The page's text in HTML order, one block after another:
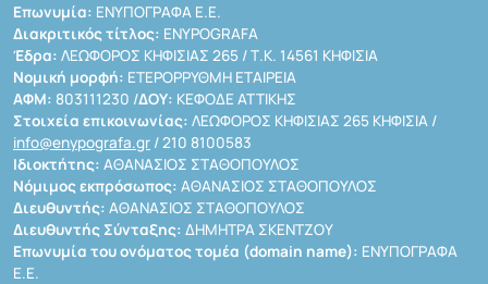
Επωνυμία: ΕΝΥΠΟΓΡΑΦΑ Ε.Ε.
Διακριτικός τίτλος: ENYPOGRAFA
Έδρα: ΛΕΩΦΟΡΟΣ ΚΗΦΙΣΙΑΣ 265 / Τ.Κ. 14561 ΚΗΦΙΣΙΑ
Νομική μορφή: ΕΤΕΡΟΡΡΥΘΜΗ ΕΤΑΙΡΕΙΑ
ΑΦΜ: 803111230 /ΔΟΥ: ΚΕΦΟΔΕ ΑΤΤΙΚΗΣ
Στοιχεία επικοινωνίας: ΛΕΩΦΟΡΟΣ ΚΗΦΙΣΙΑΣ 265 ΚΗΦΙΣΙΑ /
info@enypografa.gr / 210 8100583
Ιδιοκτήτης: ΑΘΑΝΑΣΙΟΣ ΣΤΑΘΟΠΟΥΛΟΣ
Νόμιμος εκπρόσωπος: ΑΘΑΝΑΣΙΟΣ ΣΤΑΘΟΠΟΥΛΟΣ
Διευθυντής: ΑΘΑΝΑΣΙΟΣ ΣΤΑΘΟΠΟΥΛΟΣ
Διευθυντής Σύνταξης: ΔΗΜΗΤΡΑ ΣΚΕΝΤΖΟΥ
Επωνυμία του ονόματος τομέα (domain name): ΕΝΥΠΟΓΡΑΦΑ
Ε.Ε.